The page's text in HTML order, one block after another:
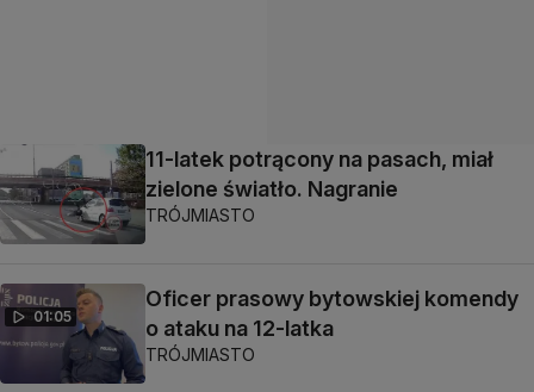
11-latek potrącony na pasach, miał
zielone światło. Nagranie
TRÓJMIASTO
01:05
Oficer prasowy bytowskiej komendy
o ataku na 12-latka
TRÓJMIASTO